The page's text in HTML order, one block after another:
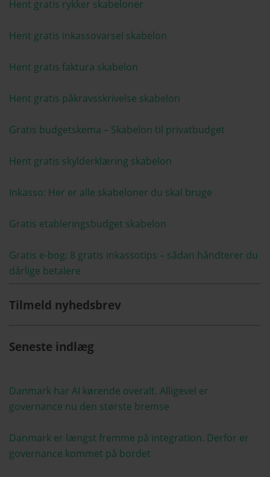
Hent gratis rykker skabeloner
Hent gratis inkassovarsel skabelon
Hent gratis faktura skabelon
Hent gratis påkravsskrivelse skabelon
Gratis budgetskema – Skabelon til privatbudget
Hent gratis skylderklæring skabelon
Inkasso: Her er alle skabeloner du skal bruge
Gratis etableringsbudget skabelon
Gratis e-bog: 8 gratis inkassotips – sådan håndterer du
dårlige betalere
Tilmeld nyhedsbrev
Seneste indlæg
Danmark har AI kørende overalt. Alligevel er
governance nu den største bremse
Danmark er længst fremme på integration. Derfor er
governance kommet på bordet